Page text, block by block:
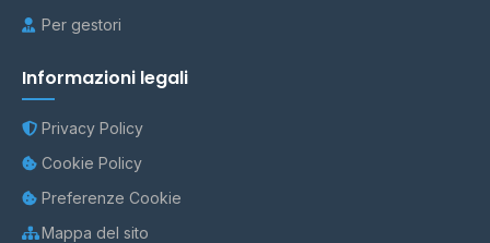
Per gestori
Informazioni legali
Privacy Policy
Cookie Policy
Preferenze Cookie
Mappa del sito